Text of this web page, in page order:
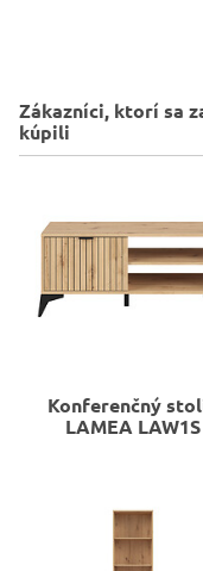
Zákazníci, ktorí sa
kúpili
Konferenčný
LAMEA LAW1S